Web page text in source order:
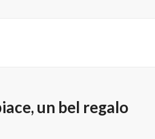
un bel regalo